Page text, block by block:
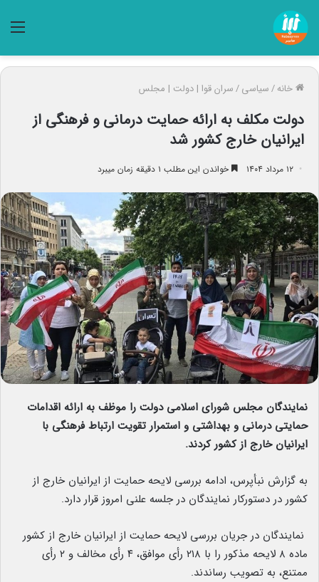
خانه/سیاسی/سران قوا | دولت | مجلس
دولت مکلف به ارائه حمایت درمانی و فرهنگی از
ایرانیان خارج کشور شد
۱۲ مرداد ۱۴۰۴ خواندن این مطلب ۱ دقیقه زمان میبرد
نمایندگان مجلس شورای اسلامی دولت را موظف به ارائه اقدامات
حمایتی درمانی و بهداشتی و استمرار تقویت ارتباط فرهنگی با
ایرانیان خارج از کشور کردند.
به گزارش نبأپرس، ادامه بررسی لایحه حمایت از ایرانیان خارج از
کشور در دستورکار نمایندگان در جلسه علنی امروز قرار دارد.
نمایندگان در جریان بررسی لایحه حمایت از ایرانیان خارج از کشور
ماده ۸ لایحه مذکور را با ۲۱۸ رأی موافق، ۴ رأی مخالف و ۲ رأی
ممتنع، به تصویب رساندند.